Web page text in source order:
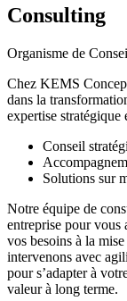
Consulting
Organisme de
Chez KEMS
dans la
expertise stratégique
Conseil
Solutions sur
Notre équipe de
entreprise pour vous
vos besoins à la
intervenons avec
pour s’adapter à
valeur à long terme.